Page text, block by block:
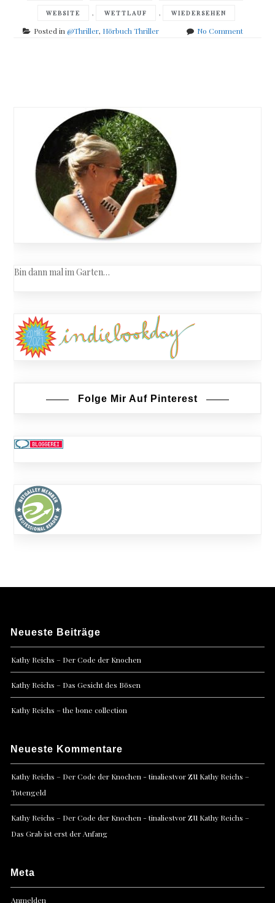
WEBSITE , WETTLAUF , WIEDERSEHEN
Posted in@Thriller, Hörbuch Thriller No Commenton
navigation
Bin dann mal im Garten…
Folge Mir Auf Pinterest
Neueste Beiträge
Kathy Reichs – Der Code der Knochen
Kathy Reichs – Das Gesicht des Bösen
Kathy Reichs – the bone collection
Neueste Kommentare
Kathy Reichs – Der Code der Knochen - tinaliestvorzu Kathy Reichs –
Totengeld
Kathy Reichs – Der Code der Knochen - tinaliestvorzu Kathy Reichs –
Das Grab ist erst der Anfang
Meta
Anmelden